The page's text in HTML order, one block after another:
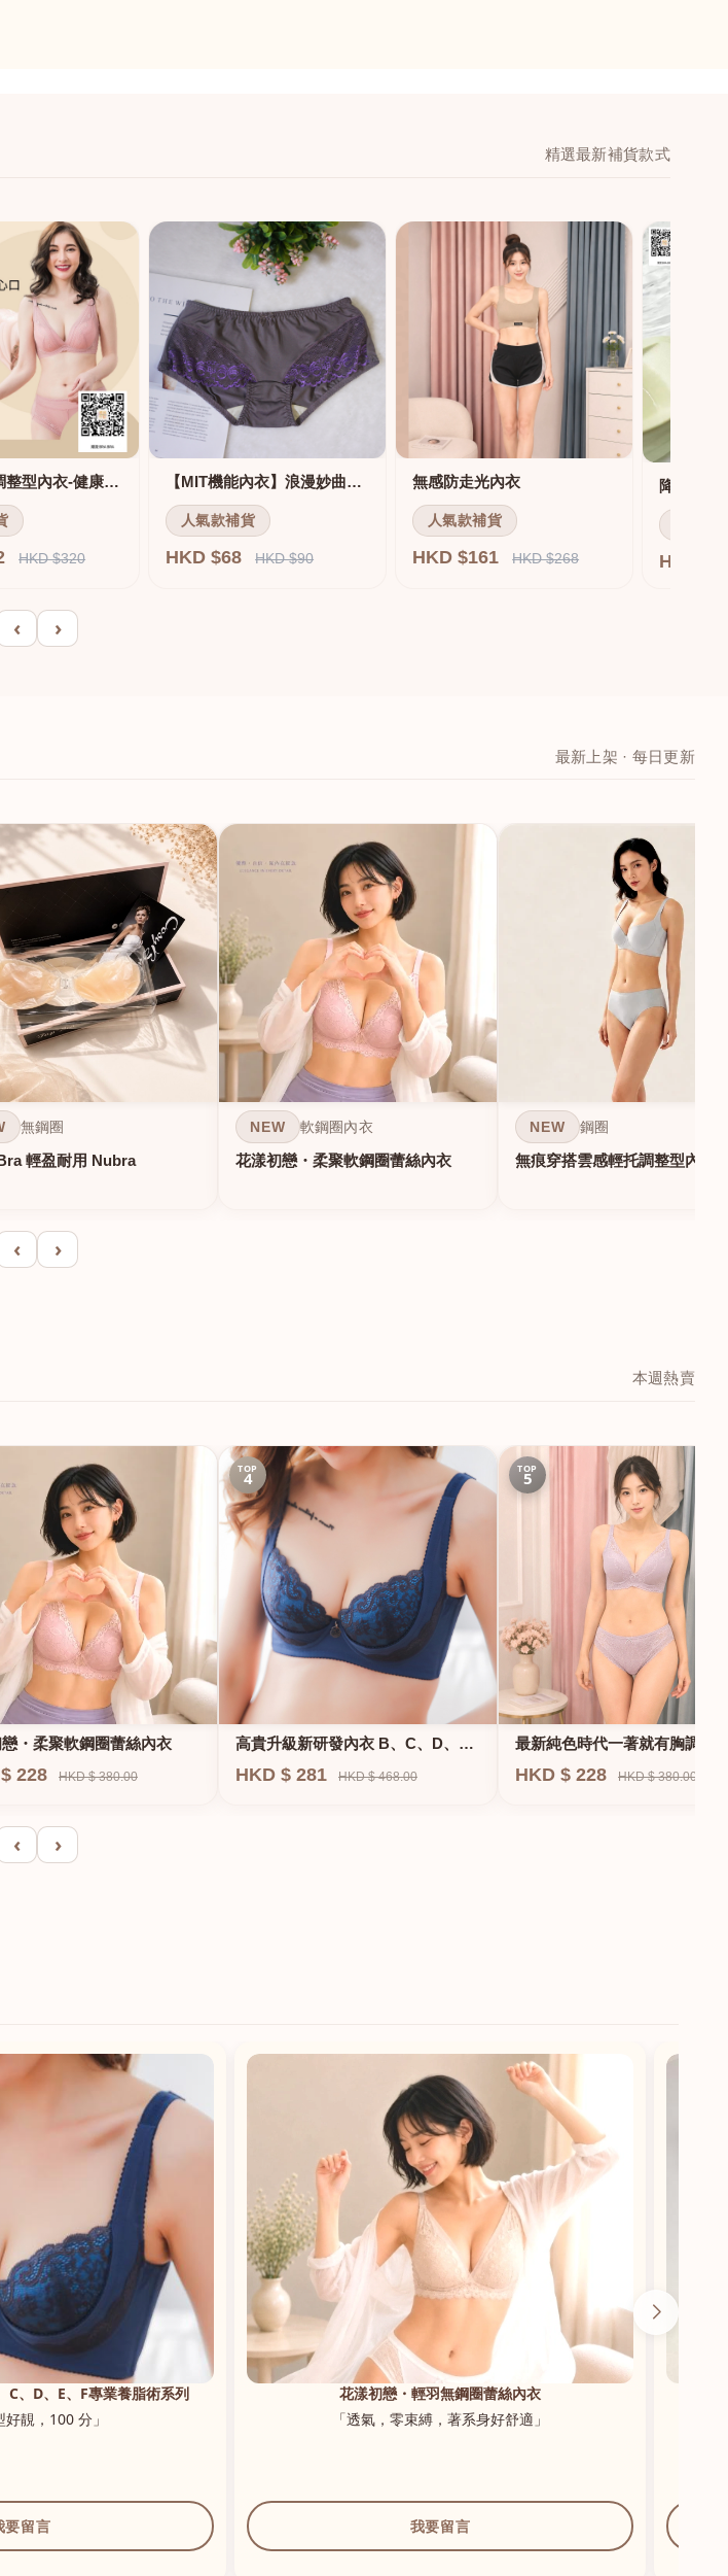
精選最新補貨款式
深V溝集中調整型內衣-健康軟鋼圈
HKD $320
【MIT機能內衣】浪漫妙曲機能調整內衣 配套內褲
人氣款補貨
HKD $68 HKD $90
無感防走光內衣
人氣款補貨
HKD $161 HKD $268 HKD
‹ ›
最新上架 · 每日更新
無鋼圈
輕盈耐用 Nubra
NEW 軟鋼圈內衣
花漾初戀・柔聚軟鋼圈蕾絲內衣
NEW 鋼圈
無痕穿搭雲感輕托調整型內衣
‹ ›
本週熱賣
・柔聚軟鋼圈蕾絲內衣
228 HKD $ 380.00
TOP
4
高貴升級新研發內衣 B、C、D、
E、F專業養脂術系列
HKD $ 281 HKD $ 468.00
TOP
5
最新純色時代一著就有胸調整
衣-專治小胸 蝴蝶肌位矯正型內
HKD $ 228 HKD $ 380.00
‹ ›
C、D、E、F專業養脂術系列
好靚，100 分」
要留言
花漾初戀・輕羽無鋼圈蕾絲內衣
「透氣，零束縛，著系身好舒適」
我要留言